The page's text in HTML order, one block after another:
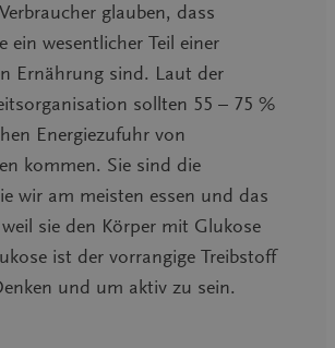
glauben, dass
ein wesentlicher Teil einer
Ernährung sind. Laut der
sollten 55 – 75 %
Energiezufuhr von
kommen. Sie sind die
wir am meisten essen und das
sie den Körper mit Glukose
ist der vorrangige Treibstoff
und um aktiv zu sein.